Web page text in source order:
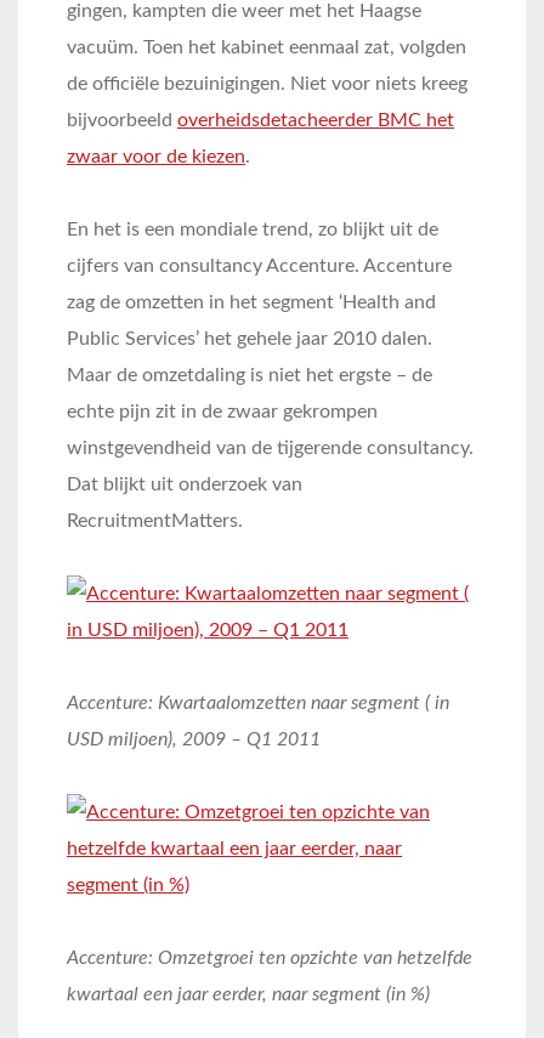
gingen, kampten die weer met het Haagse
vacuüm. Toen het kabinet eenmaal zat, volgden
de officiële bezuinigingen. Niet voor niets kreeg
bijvoorbeeld overheidsdetacheerder BMC het
zwaar voor de kiezen.
En het is een mondiale trend, zo blijkt uit de
cijfers van consultancy Accenture. Accenture
zag de omzetten in het segment ‘Health and
Public Services’ het gehele jaar 2010 dalen.
Maar de omzetdaling is niet het ergste – de
echte pijn zit in de zwaar gekrompen
winstgevendheid van de tijgerende consultancy.
Dat blijkt uit onderzoek van
RecruitmentMatters.
Accenture: Kwartaalomzetten naar segment ( in
USD miljoen), 2009 – Q1 2011
Accenture: Omzetgroei ten opzichte van hetzelfde
kwartaal een jaar eerder, naar segment (in %)